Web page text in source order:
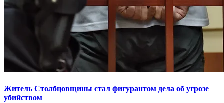
Житель Столбцовщины стал фигурантом дела об угрозе
убийством